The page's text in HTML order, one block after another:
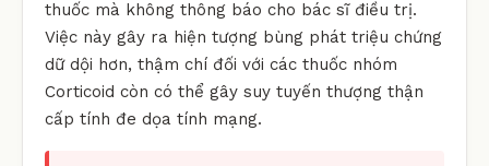
thuốc mà không thông báo cho bác sĩ điều trị.
Việc này gây ra hiện tượng bùng phát triệu chứng
dữ dội hơn, thậm chí đối với các thuốc nhóm
Corticoid còn có thể gây suy tuyến thượng thận
cấp tính đe dọa tính mạng.